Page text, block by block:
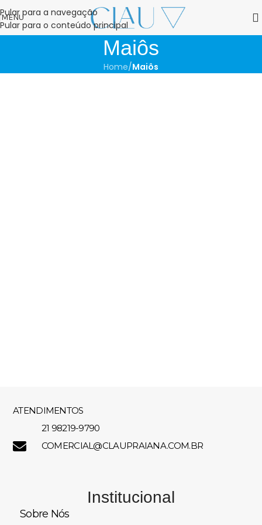
Pular para a navegação
Pular para o conteúdo principal
MENU
Maiôs
Home/Maiôs
ATENDIMENTOS
21 98219-9790
COMERCIAL@CLAUPRAIANA.COM.BR
Institucional
Sobre Nós